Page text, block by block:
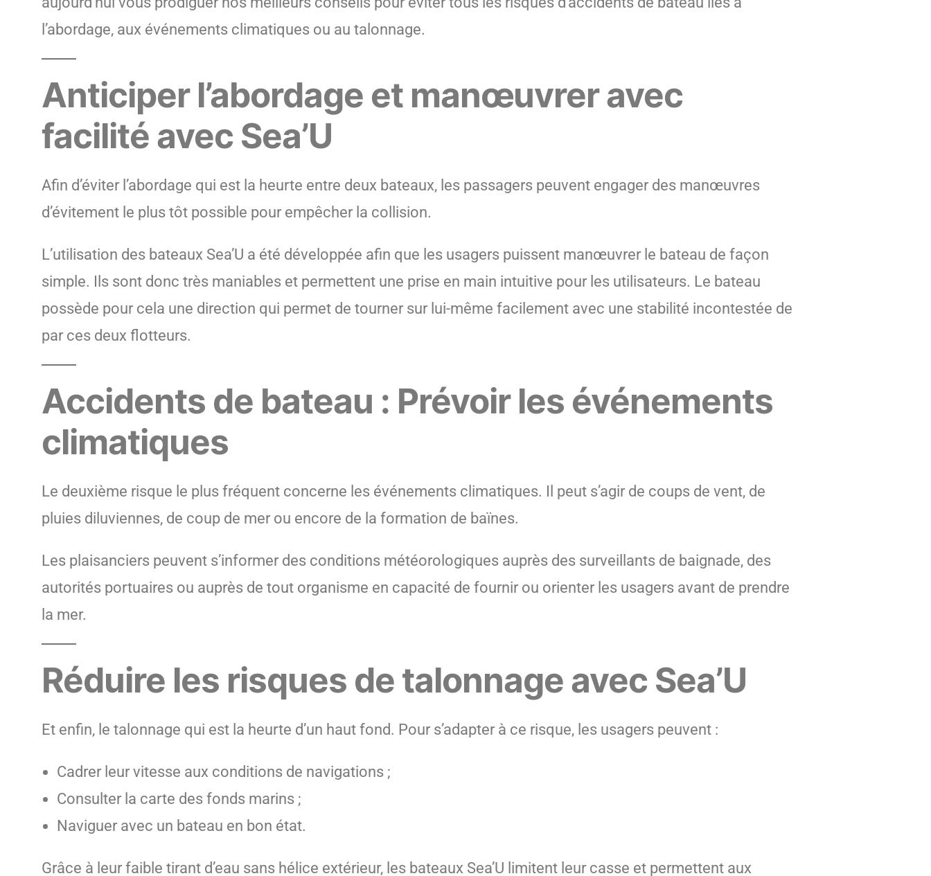
l’abordage, aux événements climatiques ou au talonnage.
Anticiper l’abordage et manœuvrer avec
facilité avec Sea’U
Afin d’éviter l’abordage qui est la heurte entre deux bateaux, les passagers peuvent engager des manœuvres
d’évitement le plus tôt possible pour empêcher la collision.
L’utilisation des bateaux Sea’U a été développée afin que les usagers puissent manœuvrer le bateau de façon
simple. Ils sont donc très maniables et permettent une prise en main intuitive pour les utilisateurs. Le bateau
possède pour cela une direction qui permet de tourner sur lui-même facilement avec une stabilité incontestée de
par ces deux flotteurs.
Accidents de bateau : Prévoir les événements
climatiques
Le deuxième risque le plus fréquent concerne les événements climatiques. Il peut s’agir de coups de vent, de
pluies diluviennes, de coup de mer ou encore de la formation de baïnes.
Les plaisanciers peuvent s’informer des conditions météorologiques auprès des surveillants de baignade, des
autorités portuaires ou auprès de tout organisme en capacité de fournir ou orienter les usagers avant de prendre
la mer.
Réduire les risques de talonnage avec Sea’U
Et enfin, le talonnage qui est la heurte d’un haut fond. Pour s’adapter à ce risque, les usagers peuvent :
Cadrer leur vitesse aux conditions de navigations ;
Consulter la carte des fonds marins ;
Naviguer avec un bateau en bon état.
Grâce à leur faible tirant d’eau sans hélice extérieur, les bateaux Sea’U limitent leur casse et permettent aux